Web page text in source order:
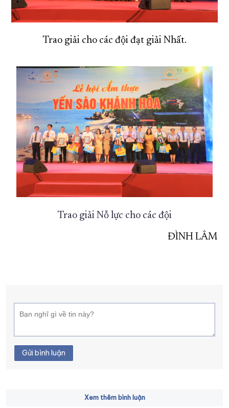
Trao giải cho các đội đạt giải Nhất.
Trao giải Nỗ lực cho các đội
ĐÌNH LÂM
Gửi bình luận
Xem thêm bình luận